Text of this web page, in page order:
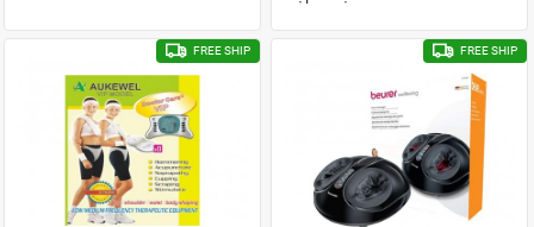
FREE SHIP FREE SHIP